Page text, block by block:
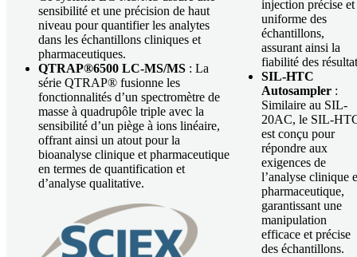
sensibilité et une précision de haut
niveau pour quantifier les analytes
dans les échantillons cliniques et
pharmaceutiques.
QTRAP®6500 LC-MS/MS : La
série QTRAP® fusionne les
fonctionnalités d’un spectromètre de
masse à quadrupôle triple avec la
sensibilité d’un piège à ions linéaire,
offrant ainsi un atout pour la
bioanalyse clinique et pharmaceutique
en termes de quantification et
d’analyse qualitative.
injection précise et
uniforme des
échantillons,
assurant ainsi la
fiabilité des
SIL-HTC
Autosampler :
Similaire au SIL-
20AC, le SIL-
est conçu pour
répondre aux
exigences de
l’analyse clinique
pharmaceutique,
garantissant une
manipulation
efficace et précise
des échantillons.